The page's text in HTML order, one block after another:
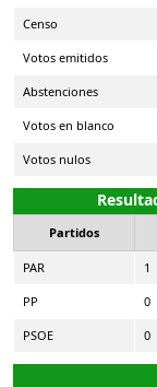
Censo
Votos emitidos
Abstenciones
Votos en blanco
Votos nulos
Partidos
PAR 1
PP 0
PSOE 0